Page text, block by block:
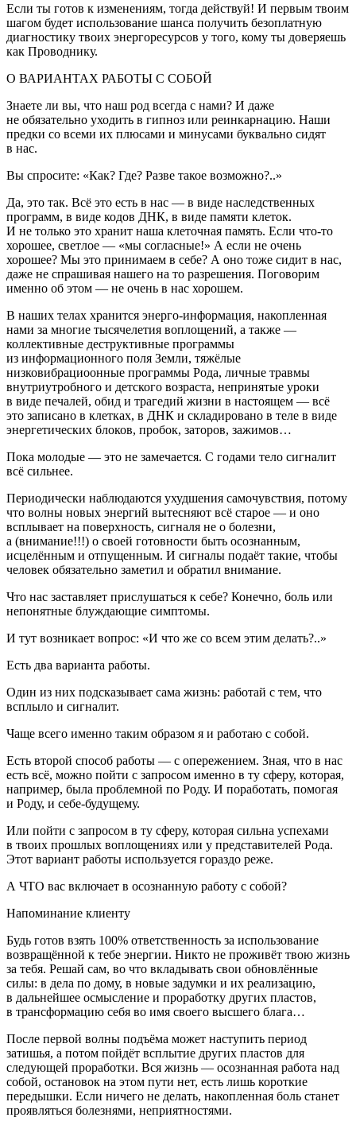
Если ты готов к изменениям, тогда действуй! И первым твоим
шагом будет использование шанса получить безоплатную
диагностику твоих энергоресурсов у того, кому ты доверяешь
как Проводнику.
О ВАРИАНТАХ РАБОТЫ С СОБОЙ
Знаете ли вы, что наш род всегда с нами? И даже
не обязательно уходить в гипноз или реинкарнацию. Наши
предки со всеми их плюсами и минусами буквально сидят
в нас.
Вы спросите: «Как? Где? Разве такое возможно?..»
Да, это так. Всё это есть в нас — в виде наследственных
программ, в виде кодов ДНК, в виде памяти клеток.
И не только это хранит наша клеточная память. Если что-то
хорошее, светлое — «мы согласные!» А если не очень
хорошее? Мы это принимаем в себе? А оно тоже сидит в нас,
даже не спрашивая нашего на то разрешения. Поговорим
именно об этом — не очень в нас хорошем.
В наших телах хранится энерго-информация, накопленная
нами за многие тысячелетия воплощений, а также —
коллективные деструктивные программы
из информационного поля Земли, тяжёлые
низковибрациоонные программы Рода, личные травмы
внутриутробного и детского возраста, непринятые уроки
в виде печалей, обид и трагедий жизни в настоящем — всё
это записано в клетках, в ДНК и складировано в теле в виде
энергетических блоков, пробок, заторов, зажимов…
Пока молодые — это не замечается. С годами тело сигналит
всё сильнее.
Периодически наблюдаются ухудшения самочувствия, потому
что волны новых энергий вытесняют всё старое — и оно
всплывает на поверхность, сигналя не о болезни,
а (внимание!!!) о своей готовности быть осознанным,
исцелённым и отпущенным. И сигналы подаёт такие, чтобы
человек обязательно заметил и обратил внимание.
Что нас заставляет прислушаться к себе? Конечно, боль или
непонятные блуждающие симптомы.
И тут возникает вопрос: «И что же со всем этим делать?..»
Есть два варианта работы.
Один из них подсказывает сама жизнь: работай с тем, что
всплыло и сигналит.
Чаще всего именно таким образом я и работаю с собой.
Есть второй способ работы — с опережением. Зная, что в нас
есть всё, можно пойти с запросом именно в ту сферу, которая,
например, была проблемной по Роду. И поработать, помогая
и Роду, и себе-будущему.
Или пойти с запросом в ту сферу, которая сильна успехами
в твоих прошлых воплощениях или у представителей Рода.
Этот вариант работы используется гораздо реже.
А ЧТО вас включает в осознанную работу с собой?
Напоминание клиенту
Будь готов взять 100% ответственность за использование
возвращённой к тебе энергии. Никто не проживёт твою жизнь
за тебя. Решай сам, во что вкладывать свои обновлённые
силы: в дела по дому, в новые задумки и их реализацию,
в дальнейшее осмысление и проработку других пластов,
в трансформацию себя во имя своего высшего блага…
После первой волны подъёма может наступить период
затишья, а потом пойдёт всплытие других пластов для
следующей проработки. Вся жизнь — осознанная работа над
собой, остановок на этом пути нет, есть лишь короткие
передышки. Если ничего не делать, накопленная боль станет
проявляться болезнями, неприятностями.